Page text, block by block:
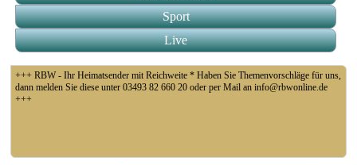
Sport
Live
+++ RBW - Ihr Heimatsender mit Reichweite * Haben Sie Themenvorschläge für uns,
dann melden Sie diese unter 03493 82 660 20 oder per Mail an info@rbwonline.de
+++
+++ Fußball Oberliga Süd 1. Spieltag: SG Union Sandersdorf - VfB 1921 Krieschow,